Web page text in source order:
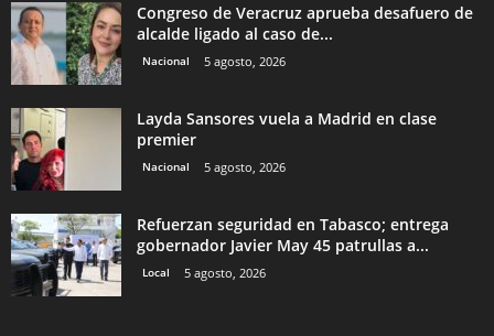
Congreso de Veracruz aprueba desafuero de
alcalde ligado al caso de...
Nacional 5 agosto, 2026
Layda Sansores vuela a Madrid en clase
premier
Nacional 5 agosto, 2026
Refuerzan seguridad en Tabasco; entrega
gobernador Javier May 45 patrullas a...
Local 5 agosto, 2026